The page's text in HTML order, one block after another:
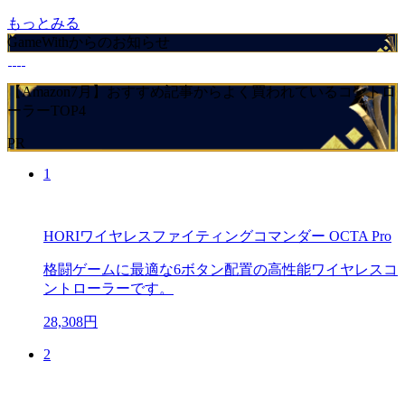
もっとみる
GameWithからのお知らせ
【Amazon7月】おすすめ記事からよく買われているコントロ
ーラーTOP4
PR
1
HORIワイヤレスファイティングコマンダー OCTA Pro
格闘ゲームに最適な6ボタン配置の高性能ワイヤレスコ
ントローラーです。
28,308円
2